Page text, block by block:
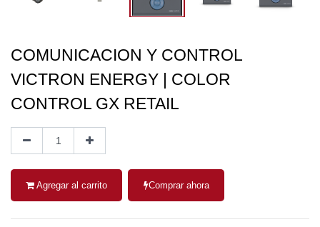
COMUNICACION Y CONTROL
VICTRON ENERGY | COLOR
CONTROL GX RETAIL
Agregar al carrito Comprar ahora